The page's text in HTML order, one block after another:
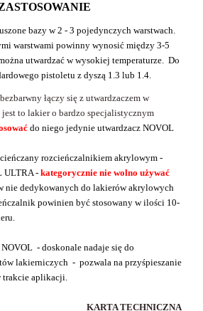
bazy w 2 - 3 pojedynczych warstwach.
warstwami powinny wynosić między 3-5
utwardzać w wysokiej temperaturze. Do
pistoletu z dyszą 1.3 lub 1.4.
łączy się z utwardzaczem w
to lakier o bardzo specjalistycznym
do niego jedynie utwardzacz NOVOL
rozcieńczalnikiem akrylowym -
ULTRA - kategorycznie nie wolno używać
nie dedykowanych do lakierów akrylowych
powinien być stosowany w ilości 10-
- doskonale nadaje się do
lakierniczych - pozwala na przyśpieszanie
trakcie aplikacji.
KARTA TECHNICZNA